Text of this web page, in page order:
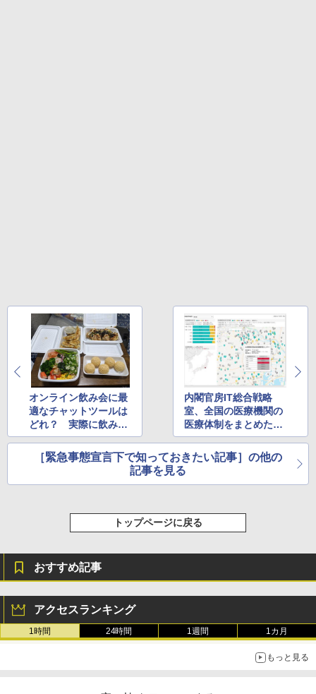
オンライン飲み会に最
適なチャットツールは
どれ？ 実際に飲みな
がら試してみた
内閣官房IT総合戦略
室、全国の医療機関の
医療体制をまとめたペ
ージをベータ版として
公開
［緊急事態宣言下で知っておきたい記事］の他の
記事を見る
トップページに戻る
おすすめ記事
アクセスランキング
1時間 24時間 1週間 1カ月
もっと見る